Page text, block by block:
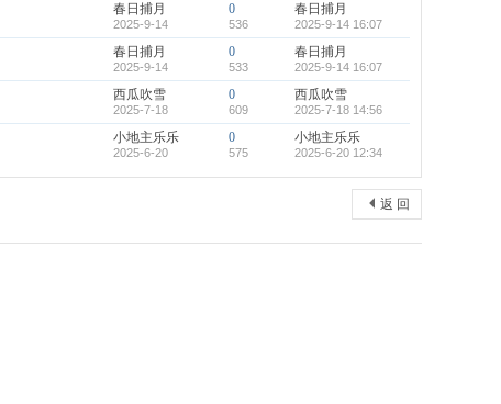
春日捕月
2025-9-14
0
536
春日捕月
2025-9-14 16:07
春日捕月
2025-9-14
0
533
春日捕月
2025-9-14 16:07
西瓜吹雪
2025-7-18
0
609
西瓜吹雪
2025-7-18 14:56
小地主乐乐
2025-6-20
0
575
小地主乐乐
2025-6-20 12:34
返 回